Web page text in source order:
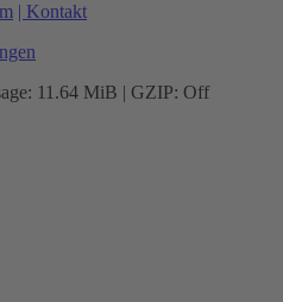
| Kontakt
11.64 MiB | GZIP: Off